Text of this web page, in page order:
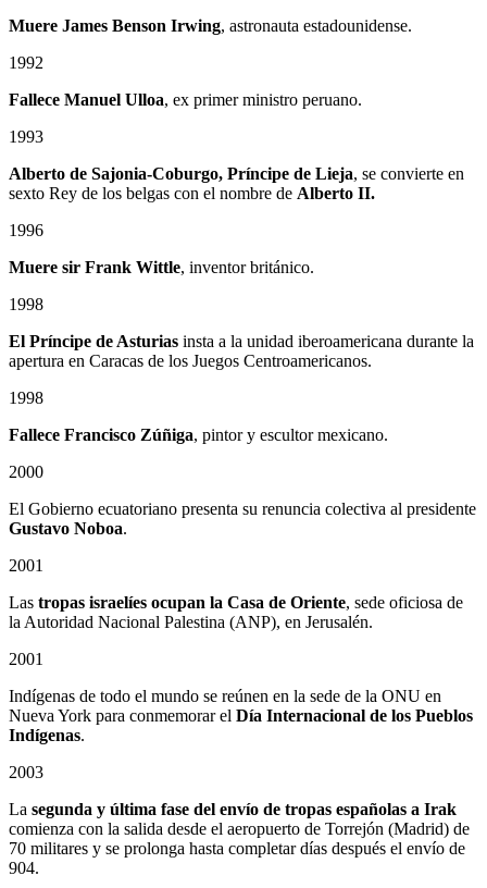
Muere James Benson Irwing, astronauta estadounidense.
1992
Fallece Manuel Ulloa, ex primer ministro peruano.
1993
Alberto de Sajonia-Coburgo, Príncipe de Lieja, se convierte en
sexto Rey de los belgas con el nombre de Alberto II.
1996
Muere sir Frank Wittle, inventor británico.
1998
El Príncipe de Asturias insta a la unidad iberoamericana durante la
apertura en Caracas de los Juegos Centroamericanos.
1998
Fallece Francisco Zúñiga, pintor y escultor mexicano.
2000
El Gobierno ecuatoriano presenta su renuncia colectiva al presidente
Gustavo Noboa.
2001
Las tropas israelíes ocupan la Casa de Oriente, sede oficiosa de
la Autoridad Nacional Palestina (ANP), en Jerusalén.
2001
Indígenas de todo el mundo se reúnen en la sede de la ONU en
Nueva York para conmemorar el Día Internacional de los Pueblos
Indígenas.
2003
La segunda y última fase del envío de tropas españolas a Irak
comienza con la salida desde el aeropuerto de Torrejón (Madrid) de
70 militares y se prolonga hasta completar días después el envío de
904.